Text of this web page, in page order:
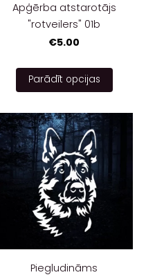
Apģērba atstarotājs
"rotveilers" 01b
€5.00
Parādīt opcijas
Piegludināms